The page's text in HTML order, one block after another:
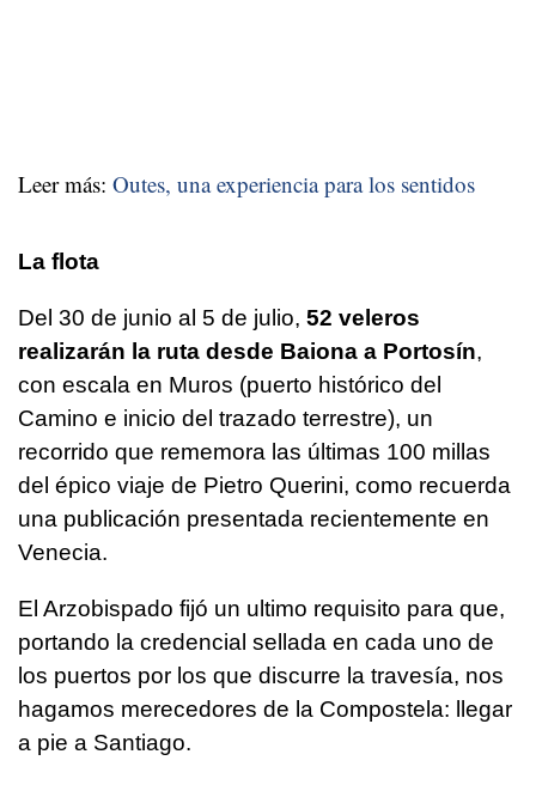
Leer más: Outes, una experiencia para los sentidos
La flota
Del 30 de junio al 5 de julio, 52 veleros
realizarán la ruta desde Baiona a Portosín,
con escala en Muros (puerto histórico del
Camino e inicio del trazado terrestre), un
recorrido que rememora las últimas 100 millas
del épico viaje de Pietro Querini, como recuerda
una publicación presentada recientemente en
Venecia.
El Arzobispado fijó un ultimo requisito para que,
portando la credencial sellada en cada uno de
los puertos por los que discurre la travesía, nos
hagamos merecedores de la Compostela: llegar
a pie a Santiago.